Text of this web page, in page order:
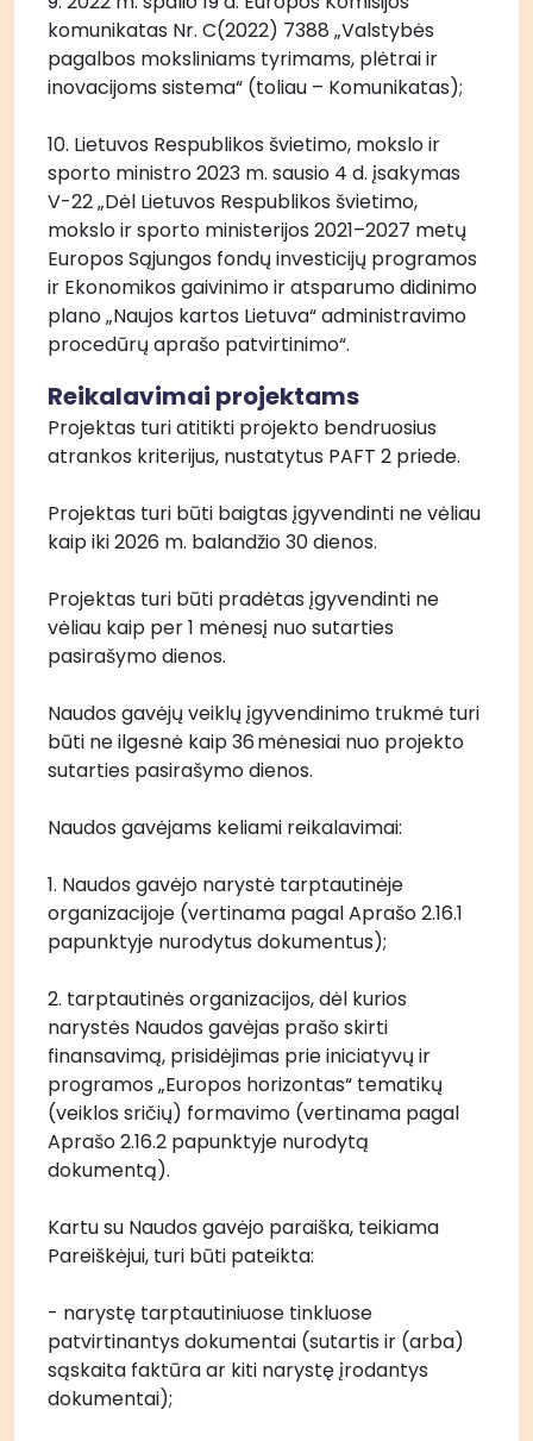
komunikatas Nr. C(2022) 7388 „Valstybės
pagalbos moksliniams tyrimams, plėtrai ir
inovacijoms sistema“ (toliau – Komunikatas);
10. Lietuvos Respublikos švietimo, mokslo ir
sporto ministro 2023 m. sausio 4 d. įsakymas
V-22 „Dėl Lietuvos Respublikos švietimo,
mokslo ir sporto ministerijos 2021–2027 metų
Europos Sąjungos fondų investicijų programos
ir Ekonomikos gaivinimo ir atsparumo didinimo
plano „Naujos kartos Lietuva“ administravimo
procedūrų aprašo patvirtinimo“.
Reikalavimai projektams
Projektas turi atitikti projekto bendruosius
atrankos kriterijus, nustatytus PAFT 2 priede.
Projektas turi būti baigtas įgyvendinti ne vėliau
kaip iki 2026 m. balandžio 30 dienos.
Projektas turi būti pradėtas įgyvendinti ne
vėliau kaip per 1 mėnesį nuo sutarties
pasirašymo dienos.
Naudos gavėjų veiklų įgyvendinimo trukmė turi
būti ne ilgesnė kaip 36 mėnesiai nuo projekto
sutarties pasirašymo dienos.
Naudos gavėjams keliami reikalavimai:
1. Naudos gavėjo narystė tarptautinėje
organizacijoje (vertinama pagal Aprašo 2.16.1
papunktyje nurodytus dokumentus);
2. tarptautinės organizacijos, dėl kurios
narystės Naudos gavėjas prašo skirti
finansavimą, prisidėjimas prie iniciatyvų ir
programos „Europos horizontas“ tematikų
(veiklos sričių) formavimo (vertinama pagal
Aprašo 2.16.2 papunktyje nurodytą
dokumentą).
Kartu su Naudos gavėjo paraiška, teikiama
Pareiškėjui, turi būti pateikta:
- narystę tarptautiniuose tinkluose
patvirtinantys dokumentai (sutartis ir (arba)
sąskaita faktūra ar kiti narystę įrodantys
dokumentai);